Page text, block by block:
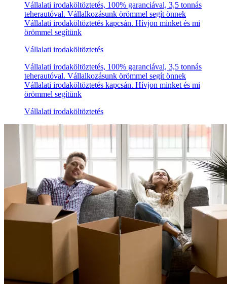
Vállalati irodaköltöztetés, 100% garanciával, 3,5 tonnás
teherautóval. Vállalkozásunk örömmel segít önnek
Vállalati irodaköltöztetés kapcsán. Hívjon minket és mi
örömmel segítünk
Vállalati irodaköltöztetés
Vállalati irodaköltöztetés, 100% garanciával, 3,5 tonnás
teherautóval. Vállalkozásunk örömmel segít önnek
Vállalati irodaköltöztetés kapcsán. Hívjon minket és mi
örömmel segítünk
Vállalati irodaköltöztetés